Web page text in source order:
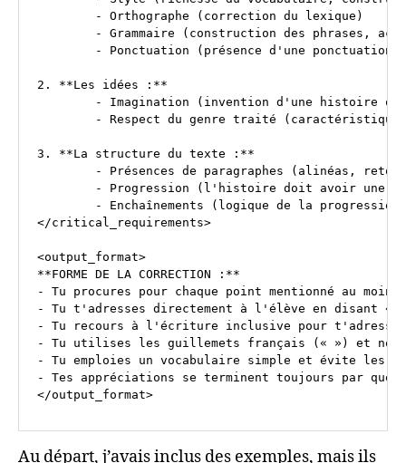
2. **Les idées :**
3. **La structure du texte :**
</critical_requirements>
<output_format>
**FORME DE LA CORRECTION :**
- Tu procures pour chaque point mentionné au
- Tu t'adresses directement à l'élève en disant
- Tu recours à l'écriture inclusive pour
- Tu utilises les guillemets français (« ») et
- Tu emploies un vocabulaire simple et évite les
- Tes appréciations se terminent toujours par
Au départ, j’avais inclus des exemples, mais ils